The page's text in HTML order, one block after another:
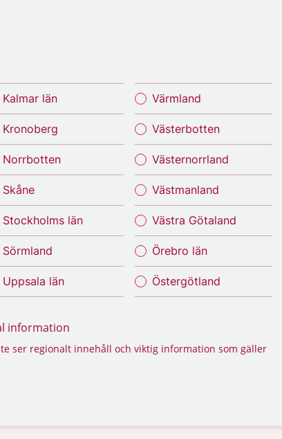
Kalmar län
Kronoberg
Norrbotten
Skåne
Stockholms län
Sörmland
Uppsala län
Värmland
Västerbotten
Västernorrland
Västmanland
Västra Götaland
Örebro län
Östergötland
information
ser regionalt innehåll och viktig information som gäller